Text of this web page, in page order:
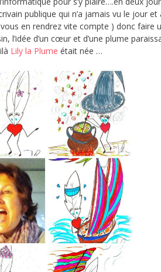
publique qui n’a jamais vu le jour et
en rendrez vite compte ) donc faire
d’un cœur et d’une plume
Lily la Plume était née …